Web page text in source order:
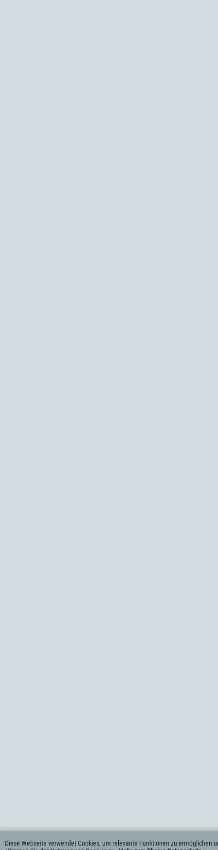
Diese Webseite verwendet Cookies, um relevante Funktionen zu ermöglichen